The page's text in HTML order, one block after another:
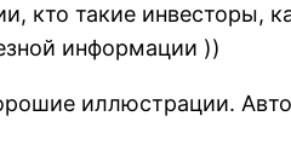
кто такие
информации ))
иллюстрации.